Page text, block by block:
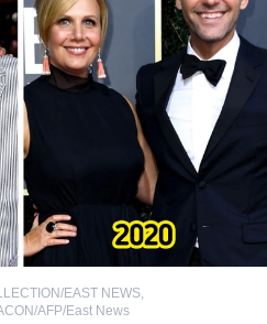
EAST NEWS,
AFP/East News